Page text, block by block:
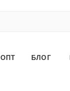
БЛОГ